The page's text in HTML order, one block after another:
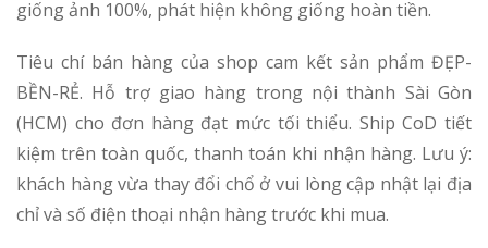
giống ảnh 100%, phát hiện không giống hoàn tiền.
Tiêu chí bán hàng của shop cam kết sản phẩm ĐẸP-
BỀN-RẺ. Hỗ trợ giao hàng trong nội thành Sài Gòn
(HCM) cho đơn hàng đạt mức tối thiểu. Ship CoD tiết
kiệm trên toàn quốc, thanh toán khi nhận hàng. Lưu ý:
khách hàng vừa thay đổi chổ ở vui lòng cập nhật lại địa
chỉ và số điện thoại nhận hàng trước khi mua.